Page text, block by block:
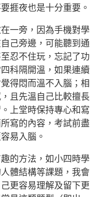
捱夜也是十分重要。
一旁，因為手機對學
己旁邊，可能聽到通
忍不住玩，忘記了功
科隔開溫，如果連續
得悶而溫不入腦；相
且先溫自己比較擅長
上堂時保持專心和寫
寫的內容，考試前盡
易入腦。
的方法，如小四時學
體結構等課題，我會
更容易理解及留下更